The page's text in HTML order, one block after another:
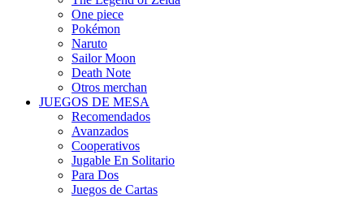
One piece
Pokémon
Naruto
Sailor Moon
Death Note
Otros merchan
JUEGOS DE MESA
Recomendados
Avanzados
Cooperativos
Jugable En Solitario
Para Dos
Juegos de Cartas